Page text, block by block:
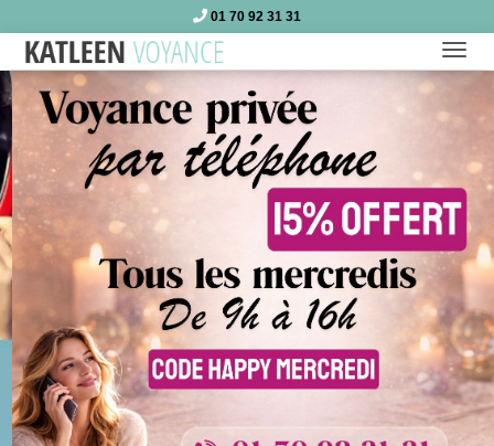
01 70 92 31 31